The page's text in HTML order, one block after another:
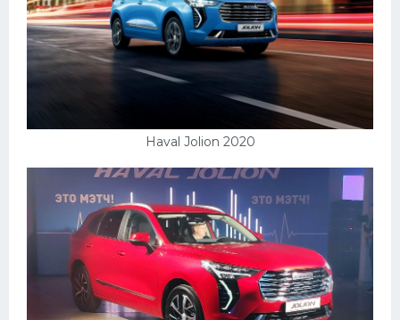
Haval Jolion 2020
ЛУАЗ
Фиат
Подводные лодки
Митсубиси
Танки
Крайслер